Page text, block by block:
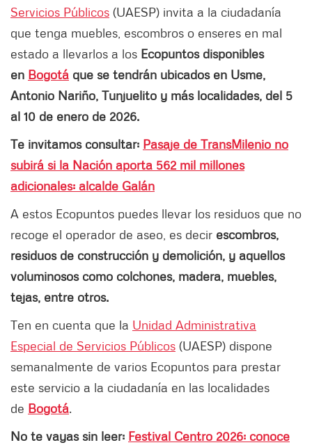
Servicios Públicos (UAESP) invita a la ciudadanía
que tenga muebles, escombros o enseres en mal
estado a llevarlos a los Ecopuntos disponibles
en Bogotá que se tendrán ubicados en Usme,
Antonio Nariño, Tunjuelito y más localidades, del 5
al 10 de enero de 2026.
Te invitamos consultar: Pasaje de TransMilenio no
subirá si la Nación aporta 562 mil millones
adicionales: alcalde Galán
A estos Ecopuntos puedes llevar los residuos que no
recoge el operador de aseo, es decir escombros,
residuos de construcción y demolición, y aquellos
voluminosos como colchones, madera, muebles,
tejas, entre otros.
Ten en cuenta que la Unidad Administrativa
Especial de Servicios Públicos (UAESP) dispone
semanalmente de varios Ecopuntos para prestar
este servicio a la ciudadanía en las localidades
de Bogotá.
No te vayas sin leer: Festival Centro 2026: conoce